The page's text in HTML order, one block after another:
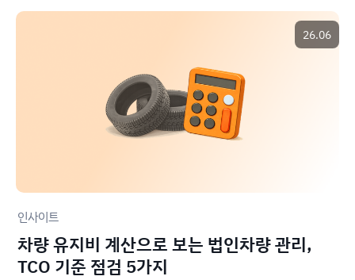
26.06
인사이트
차량 유지비 계산으로 보는 법인차량 관리,
TCO 기준 점검 5가지